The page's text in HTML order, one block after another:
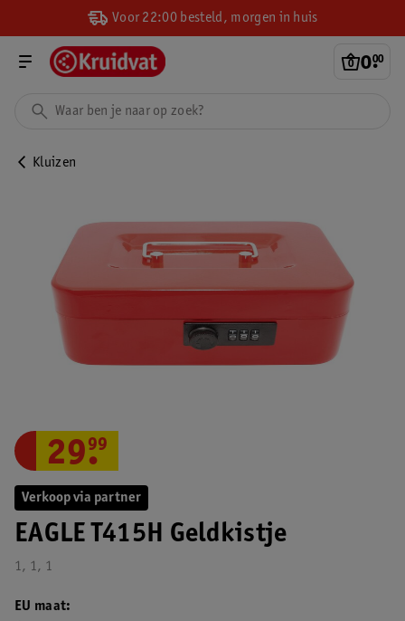
Voor 22:00 besteld, morgen in huis
0.
00
Kluizen
Verkoop via partner
EAGLE T415H Geldkistje
1, 1, 1
29.
99
EU maat